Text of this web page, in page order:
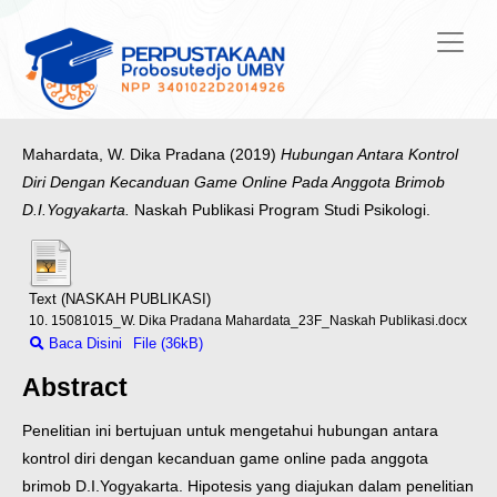
Mahardata, W. Dika Pradana (2019) Hubungan Antara Kontrol
Diri Dengan Kecanduan Game Online Pada Anggota Brimob
D.I.Yogyakarta. Naskah Publikasi Program Studi Psikologi.
Text (NASKAH PUBLIKASI)
10. 15081015_W. Dika Pradana Mahardata_23F_Naskah Publikasi.docx
Baca Disini File (36kB)
Abstract
Penelitian ini bertujuan untuk mengetahui hubungan antara
kontrol diri dengan kecanduan game online pada anggota
brimob D.I.Yogyakarta. Hipotesis yang diajukan dalam penelitian